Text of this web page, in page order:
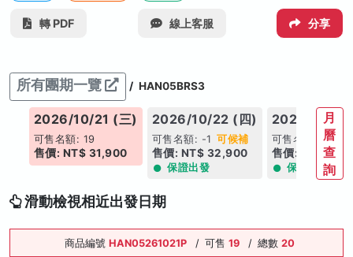
轉 PDF 線上客服 分享
所有團期一覽 / HAN05BRS3
2026/10/21 (三)
可售名額: 19
售價: NT$ 31,900
2026/10/22 (四)
可售名額: -1 可候補
售價: NT$ 32,900
保證出發
2026/10/23
可售名額: 9
售價: NT$
保證出發
月
曆
查
詢
滑動檢視相近出發日期
商品編號 HAN05261021P / 可售 19 / 總數 20